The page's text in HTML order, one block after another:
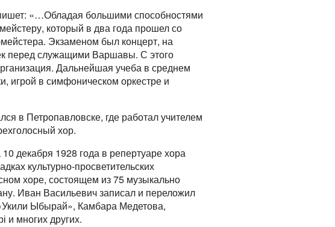
«…Обладая большими способностями
который в два года прошел со
Экзаменом был концерт, на
перед служащими Варшавы. С этого
Дальнейшая учеба в среднем
игрой в симфоническом оркестре и
в Петропавловске, где работал учителем
хор.
декабря 1928 года в репертуаре хора
культурно-просветительских
хоре, состоящем из 75 музыкально
Иван Васильевич записал и переложил
Ыбырай», Камбара Медетова,
и многих других.